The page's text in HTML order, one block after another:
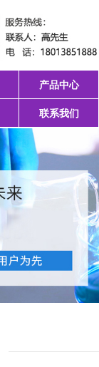
产品中心
联系我们